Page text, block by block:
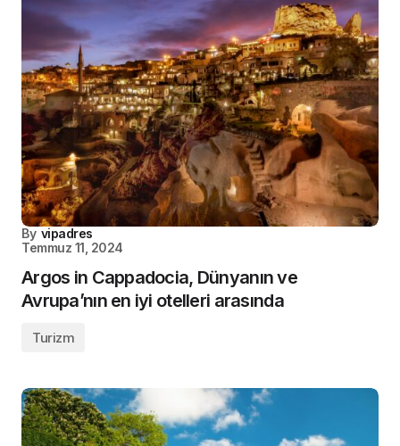
By vipadres
Temmuz 11, 2024
Argos in Cappadocia, Dünyanın ve
Avrupa’nın en iyi otelleri arasında
Turizm